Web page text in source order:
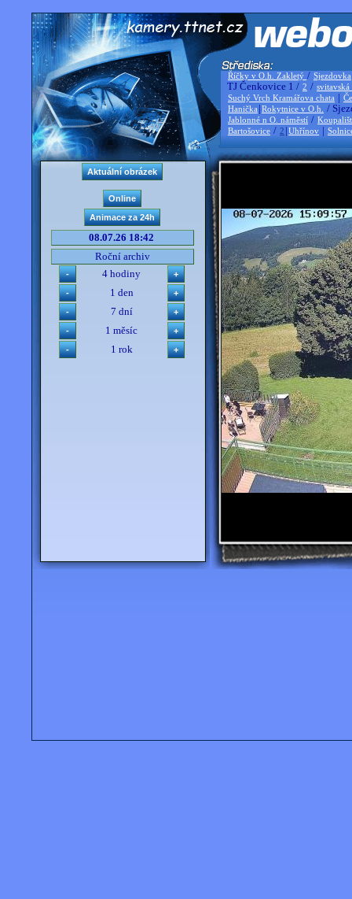
Říčky v O.h. Zakletý / Sjezdovka
TJ Čenkovice 1 / 2 / svitavská
Suchý Vrch Kramářova chata |
Hanička |Rokytnice v O.h. /
Jablonné n O. náměstí /
Bartošovice / 2 |Uhřínov |
08.07.26 18:42
Roční archiv
4 hodiny
1 den
7 dní
1 měsíc
1 rok